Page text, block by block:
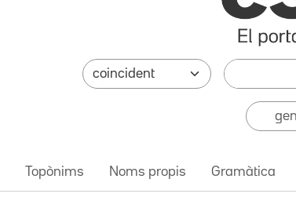
Topònims Noms propis Gramàtica